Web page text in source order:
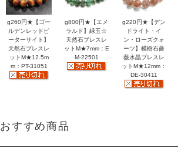
g260円★【ゴー
ルデンレッドピ
ーターサイト】
天然石ブレスレ
ットM★12.5m
m：PT-31051
g800円★【エメ
ラルド】緑玉☆
天然石ブレスレ
ットM★7mm：E
M-22501
g220円★【デン
ドライト・イ
ン・ローズクォ
ーツ】模樹石薔
薇水晶ブレスレ
ットM★12mm：
DE-30411
おすすめ商品